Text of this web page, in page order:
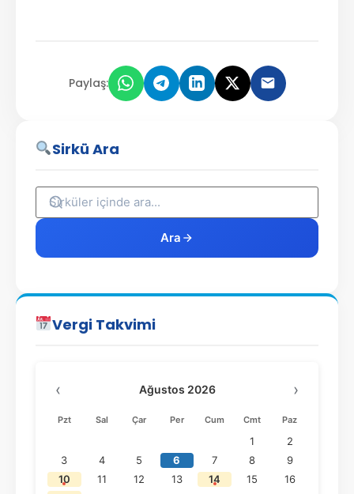
Paylaş:
Sirkü Ara
Ara
Vergi Takvimi
‹ Ağustos 2026 ›
Pzt Sal Çar Per Cum Cmt Paz
1
2
3
4 5 6 7 8
9
10
11 12 13 14 15
16